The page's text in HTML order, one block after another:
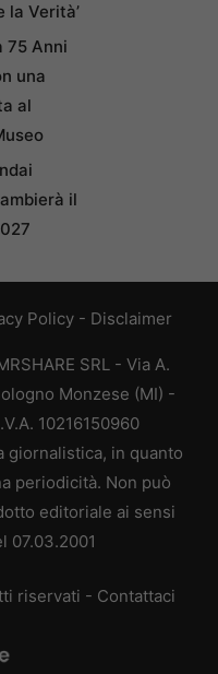
la Verità’
75 Anni
una
al
il
Policy - Disclaimer
SRL - Via A.
Monzese (MI) -
10216150960
giornalistica, in quanto
periodicità. Non può
editoriale ai sensi
07.03.2001
riservati - Contattaci